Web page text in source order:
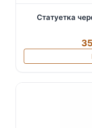
Статуетка